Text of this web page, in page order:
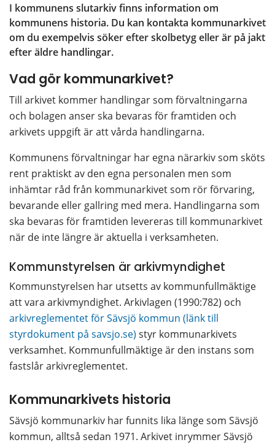
I kommunens slutarkiv finns information om
kommunens historia. Du kan kontakta kommunarkivet
om du exempelvis söker efter skolbetyg eller är på jakt
efter äldre handlingar.
Vad gör kommunarkivet?
Till arkivet kommer handlingar som förvaltningarna
och bolagen anser ska bevaras för framtiden och
arkivets uppgift är att vårda handlingarna.
Kommunens förvaltningar har egna närarkiv som sköts
rent praktiskt av den egna personalen men som
inhämtar råd från kommunarkivet som rör förvaring,
bevarande eller gallring med mera. Handlingarna som
ska bevaras för framtiden levereras till kommunarkivet
när de inte längre är aktuella i verksamheten.
Kommunstyrelsen är arkivmyndighet
Kommunstyrelsen har utsetts av kommunfullmäktige
arkivreglementet för Sävsjö kommun (länk till
styrdokument på savsjo.se) styr kommunarkivets
verksamhet. Kommunfullmäktige är den instans som
fastslår arkivreglementet.
Kommunarkivets historia
Sävsjö kommunarkiv har funnits lika länge som Sävsjö
kommun, alltså sedan 1971. Arkivet inrymmer Sävsjö